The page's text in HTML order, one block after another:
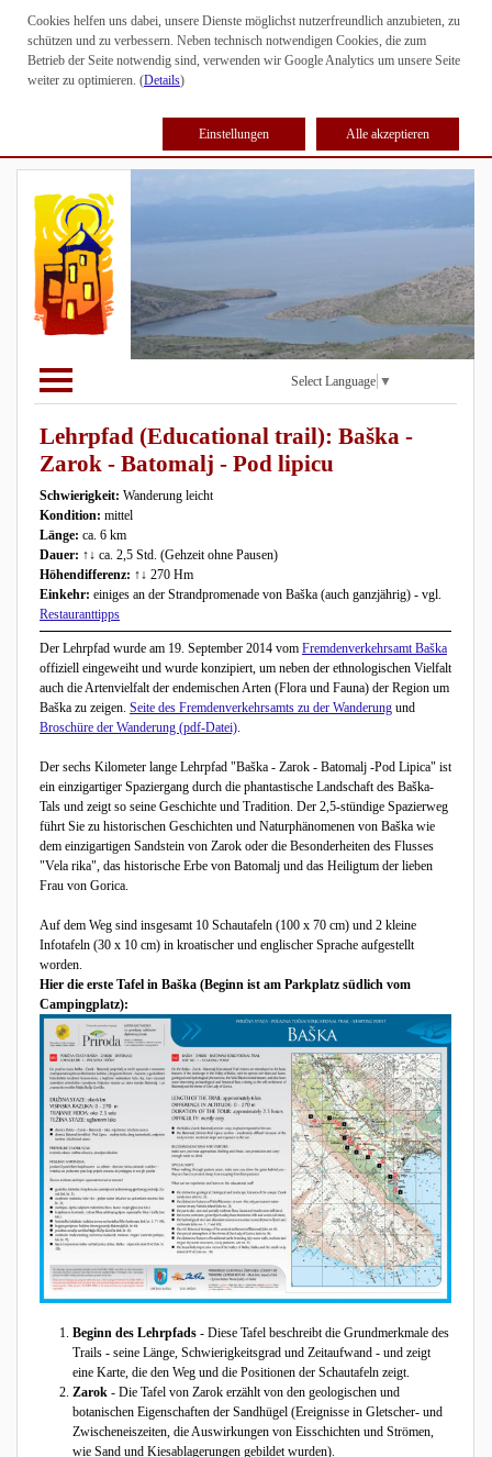
Cookies helfen uns dabei, unsere Dienste möglichst nutzerfreundlich anzubieten, zu
schützen und zu verbessern. Neben technisch notwendigen Cookies, die zum
Betrieb der Seite notwendig sind, verwenden wir Google Analytics um unsere Seite
weiter zu optimieren. (Details)
Einstellungen Alle akzeptieren
Select Language ▼
Lehrpfad (Educational trail): Baška -
Zarok - Batomalj - Pod lipicu
Schwierigkeit: Wanderung leicht
Kondition: mittel
Länge: ca. 6 km
Dauer: ↑↓ ca. 2,5 Std. (Gehzeit ohne Pausen)
Höhendifferenz: ↑↓ 270 Hm
Einkehr: einiges an der Strandpromenade von Baška (auch ganzjährig) - vgl.
Restauranttipps
Der Lehrpfad wurde am 19. September 2014 vom Fremdenverkehrsamt Baška
offiziell eingeweiht und wurde konzipiert, um neben der ethnologischen Vielfalt
auch die Artenvielfalt der endemischen Arten (Flora und Fauna) der Region um
Baška zu zeigen. Seite des Fremdenverkehrsamts zu der Wanderung und
Broschüre der Wanderung (pdf-Datei).
Der sechs Kilometer lange Lehrpfad "Baška - Zarok - Batomalj -Pod Lipica" ist
ein einzigartiger Spaziergang durch die phantastische Landschaft des Baška-
Tals und zeigt so seine Geschichte und Tradition. Der 2,5-stündige Spazierweg
führt Sie zu historischen Geschichten und Naturphänomenen von Baška wie
dem einzigartigen Sandstein von Zarok oder die Besonderheiten des Flusses
"Vela rika", das historische Erbe von Batomalj und das Heiligtum der lieben
Frau von Gorica.
Auf dem Weg sind insgesamt 10 Schautafeln (100 x 70 cm) und 2 kleine
Infotafeln (30 x 10 cm) in kroatischer und englischer Sprache aufgestellt
worden.
Hier die erste Tafel in Baška (Beginn ist am Parkplatz südlich vom
Campingplatz):
Beginn des Lehrpfads - Diese Tafel beschreibt die Grundmerkmale des
Trails - seine Länge, Schwierigkeitsgrad und Zeitaufwand - und zeigt
eine Karte, die den Weg und die Positionen der Schautafeln zeigt.
Zarok - Die Tafel von Zarok erzählt von den geologischen und
botanischen Eigenschaften der Sandhügel (Ereignisse in Gletscher- und
Zwischeneiszeiten, die Auswirkungen von Eisschichten und Strömen,
wie Sand und Kiesablagerungen gebildet wurden).